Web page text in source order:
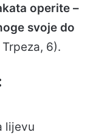
operite –
svoje do
6).
lijevu